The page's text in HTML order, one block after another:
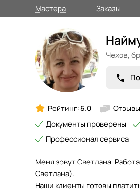
Мастера Заказы
Чехов,
Рейтинг: 5.0
Документы проверены
Профессионал сервиса
Меня зовут Светлана.
Светлана).
Наши клиенты готовы